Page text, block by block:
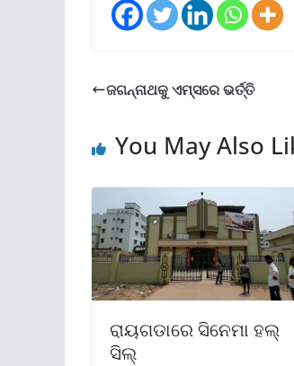
ଜଗନ୍ନାଥକୁ ଏମ୍ସରେ ଭର୍ତ୍ତି
You May Also
ରାୟଗଡାରେ ସିନେମା ହଲ୍
ସିଲ୍